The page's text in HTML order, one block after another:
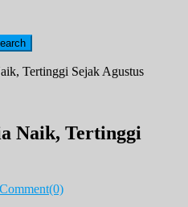
Naik, Tertinggi
Comment(0)